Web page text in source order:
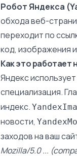
Робот Яндекса
обхода веб-
переходит по
код, изображения
Как это работает
Яндекс
специализация.
индекс.
новости,
заходов на ваш
Mozilla/5.0 ...